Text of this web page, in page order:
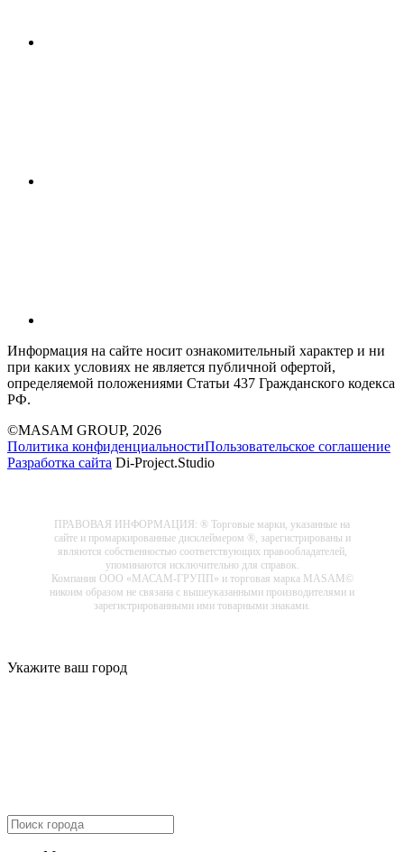
Информация на сайте носит ознакомительный характер и ни
при каких условиях не является публичной офертой,
определяемой положениями Статьи 437 Гражданского кодекса
РФ.
©MASAM GROUP, 2026
Политика конфиденциальностиПользовательское соглашение
Разработка сайта Di-Project.Studio
ПРАВОВАЯ ИНФОРМАЦИЯ: ® Торговые марки, указанные на
сайте и промаркированные дисклеймером ®, зарегистрированы и
являются собственностью соответствующих правообладателей,
упоминаются исключительно для справок.
Компания ООО «МАСАМ-ГРУПП» и торговая марка MASAM©
никоим образом не связана с вышеуказанными производителями и
зарегистрированными ими товарными знаками.
Укажите ваш город